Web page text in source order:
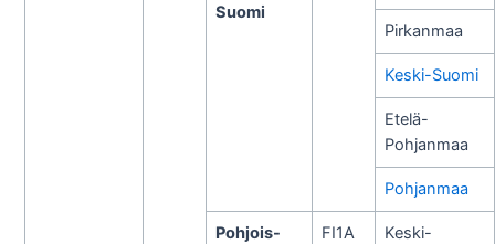
Suomi
Pirkanmaa
Keski-Suomi
Etelä-
Pohjanmaa
Pohjanmaa
Pohjois-
FI1A
Keski-